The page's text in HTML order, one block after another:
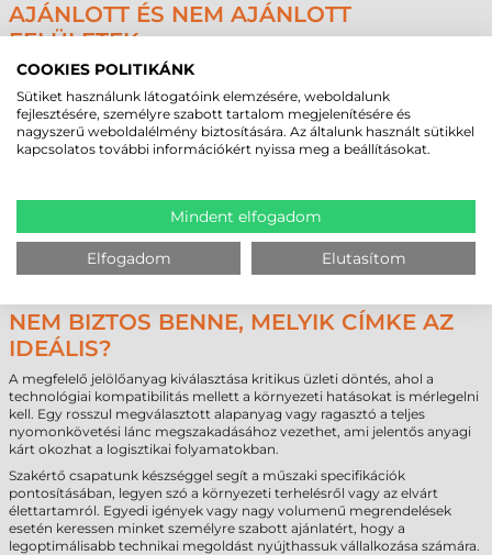
AJÁNLOTT ÉS NEM AJÁNLOTT
FELÜLETEK
A megfelelő tapadás elérése érdekében javasoljuk az alábbi felületi
útmutató figyelembevételét a beszerzési döntés előtt.
Ajánlott Feltételes
Nem ajánlott
Alacsony felületi
energiájú műanyag
Enyhén érdes
Jeges, deres felületek
Fém és festett
Tiszta, strukturált
műanyagok
Üveg és polírozott
Enyhén poros
környezet (tisztítás
után)
Szilikonos bevonatok és
erősen szennyezett
felületek
NEM BIZTOS BENNE, MELYIK CÍMKE AZ
IDEÁLIS?
A megfelelő jelölőanyag kiválasztása kritikus üzleti döntés, ahol a
technológiai kompatibilitás mellett a környezeti hatásokat is mérlegelni
kell. Egy rosszul megválasztott alapanyag vagy ragasztó a teljes
nyomonkövetési lánc megszakadásához vezethet, ami jelentős anyagi
kárt okozhat a logisztikai folyamatokban.
Szakértő csapatunk készséggel segít a műszaki specifikációk
pontosításában, legyen szó a környezeti terhelésről vagy az elvárt
élettartamról. Egyedi igények vagy nagy volumenű megrendelések
esetén keressen minket személyre szabott ajánlatért, hogy a
legoptimálisabb technikai megoldást nyújthassuk vállalkozása számára.
COOKIES POLITIKÁNK
Sütiket használunk látogatóink elemzésére, weboldalunk
fejlesztésére, személyre szabott tartalom megjelenítésére és
nagyszerű weboldalélmény biztosítására. Az általunk használt sütikkel
kapcsolatos további információkért nyissa meg a beállításokat.
Mindent elfogadom
Elfogadom Elutasítom